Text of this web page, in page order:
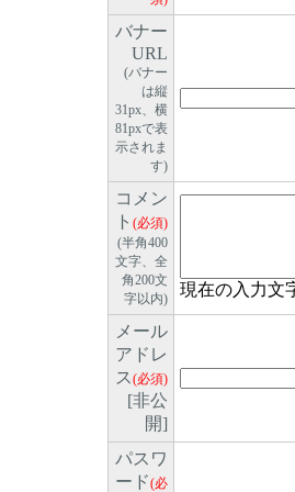
バナー
URL
(バナー
は縦
31px、横
81pxで表
示されま
す)
コメン
ト (必須)
(半角400
文字、全
角200文
字以内)
現在の入力文
メール
アドレ
ス (必須)
[非公
開]
パスワ
ード(必